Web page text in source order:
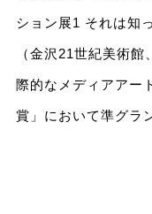
ション展1 それは知
（金沢21世紀美術
際的なメディアアー
賞」において準グラ